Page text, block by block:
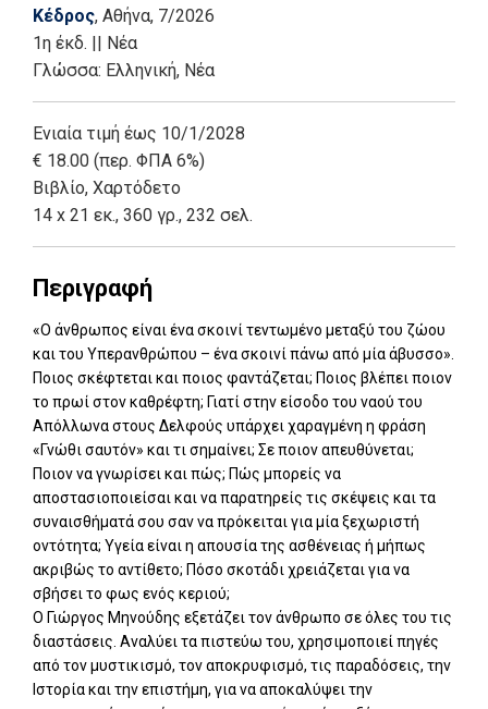
Κέδρος, Αθήνα, 7/2026
1η έκδ. || Νέα
Γλώσσα: Ελληνική, Νέα
Ενιαία τιμή έως 10/1/2028
€ 18.00 (περ. ΦΠΑ 6%)
Βιβλίο, Χαρτόδετο
14 x 21 εκ., 360 γρ., 232 σελ.
Περιγραφή
«Ο άνθρωπος είναι ένα σκοινί τεντωμένο μεταξύ του ζώου
και του Υπερανθρώπου – ένα σκοινί πάνω από μία άβυσσο».
Ποιος σκέφτεται και ποιος φαντάζεται; Ποιος βλέπει ποιον
το πρωί στον καθρέφτη; Γιατί στην είσοδο του ναού του
Απόλλωνα στους Δελφούς υπάρχει χαραγμένη η φράση
«Γνώθι σαυτόν» και τι σημαίνει; Σε ποιον απευθύνεται;
Ποιον να γνωρίσει και πώς; Πώς μπορείς να
αποστασιοποιείσαι και να παρατηρείς τις σκέψεις και τα
συναισθήματά σου σαν να πρόκειται για μία ξεχωριστή
οντότητα; Υγεία είναι η απουσία της ασθένειας ή μήπως
ακριβώς το αντίθετο; Πόσο σκοτάδι χρειάζεται για να
σβήσει το φως ενός κεριού;
Ο Γιώργος Μηνούδης εξετάζει τον άνθρωπο σε όλες του τις
διαστάσεις. Αναλύει τα πιστεύω του, χρησιμοποιεί πηγές
από τον μυστικισμό, τον αποκρυφισμό, τις παραδόσεις, την
Ιστορία και την επιστήμη, για να αποκαλύψει την